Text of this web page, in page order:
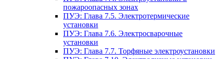
пожароопасных зонах
ПУЭ: Глава 7.5. Электротермические
установки
ПУЭ: Глава 7.6. Электросварочные
установки
ПУЭ: Глава 7.7. Торфяные электроустановки